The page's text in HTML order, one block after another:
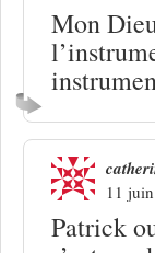
Mon
11
Patrick